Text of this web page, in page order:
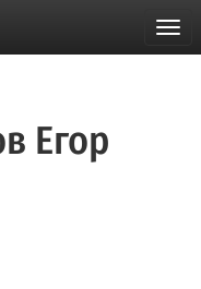
Егор